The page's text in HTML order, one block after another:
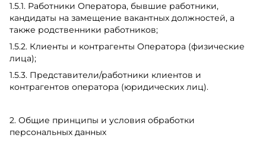
1.5.1. Работники Оператора, бывшие работники,
кандидаты на замещение вакантных должностей, а
также родственники работников;
1.5.2. Клиенты и контрагенты Оператора (физические
лица);
1.5.3. Представители/работники клиентов и
контрагентов оператора (юридических лиц).
2. Общие принципы и условия обработки
персональных данных